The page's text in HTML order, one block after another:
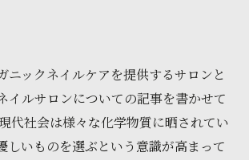
ニックネイルケアを提供するサロンと
イルサロンについての記事を書かせて
代社会は様々な化学物質に晒されてい
しいものを選ぶという意識が高まって